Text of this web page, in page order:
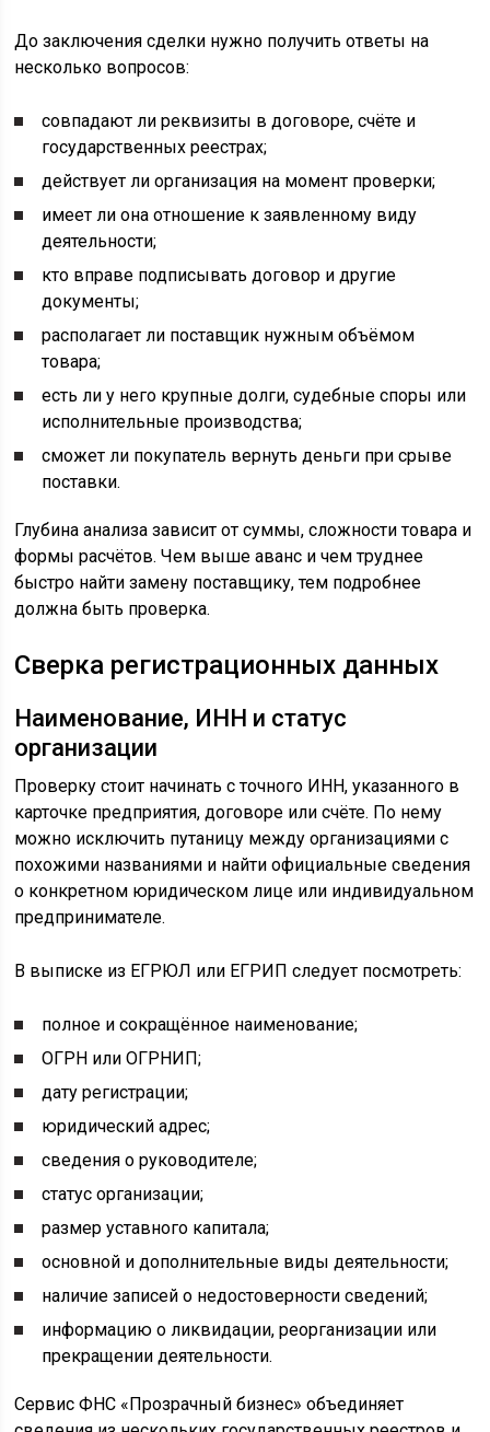
До заключения сделки нужно получить ответы на
несколько вопросов:
совпадают ли реквизиты в договоре, счёте и
государственных реестрах;
действует ли организация на момент проверки;
имеет ли она отношение к заявленному виду
деятельности;
кто вправе подписывать договор и другие
документы;
располагает ли поставщик нужным объёмом
товара;
есть ли у него крупные долги, судебные споры или
исполнительные производства;
сможет ли покупатель вернуть деньги при срыве
поставки.
Глубина анализа зависит от суммы, сложности товара и
формы расчётов. Чем выше аванс и чем труднее
быстро найти замену поставщику, тем подробнее
должна быть проверка.
Сверка регистрационных данных
Наименование, ИНН и статус
организации
Проверку стоит начинать с точного ИНН, указанного в
карточке предприятия, договоре или счёте. По нему
можно исключить путаницу между организациями с
похожими названиями и найти официальные сведения
о конкретном юридическом лице или индивидуальном
предпринимателе.
В выписке из ЕГРЮЛ или ЕГРИП следует посмотреть:
полное и сокращённое наименование;
ОГРН или ОГРНИП;
дату регистрации;
юридический адрес;
сведения о руководителе;
статус организации;
размер уставного капитала;
основной и дополнительные виды деятельности;
наличие записей о недостоверности сведений;
информацию о ликвидации, реорганизации или
прекращении деятельности.
Сервис ФНС «Прозрачный бизнес» объединяет